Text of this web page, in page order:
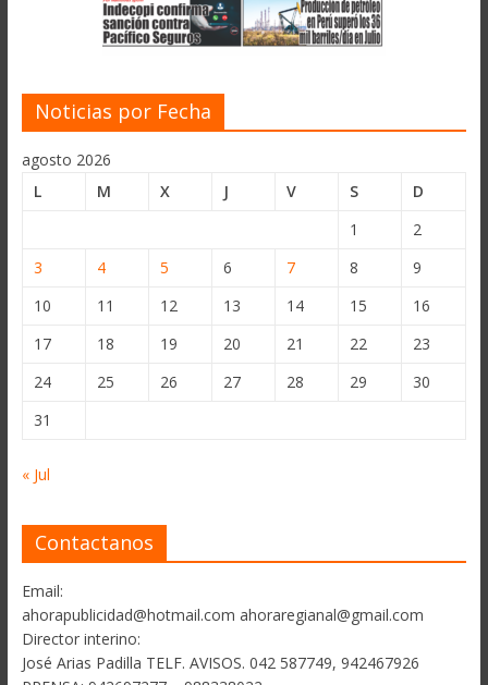
Noticias por Fecha
agosto 2026
L
M X J V S
D
1
2
3
4 5 6 7 8
9
10
11 12 13 14 15
16
17
18 19 20 21 22
23
24
25 26 27 28 29
30
31
« Jul
Contactanos
Email:
ahorapublicidad@hotmail.com ahoraregianal@gmail.com
Director interino:
José Arias Padilla TELF. AVISOS. 042 587749, 942467926